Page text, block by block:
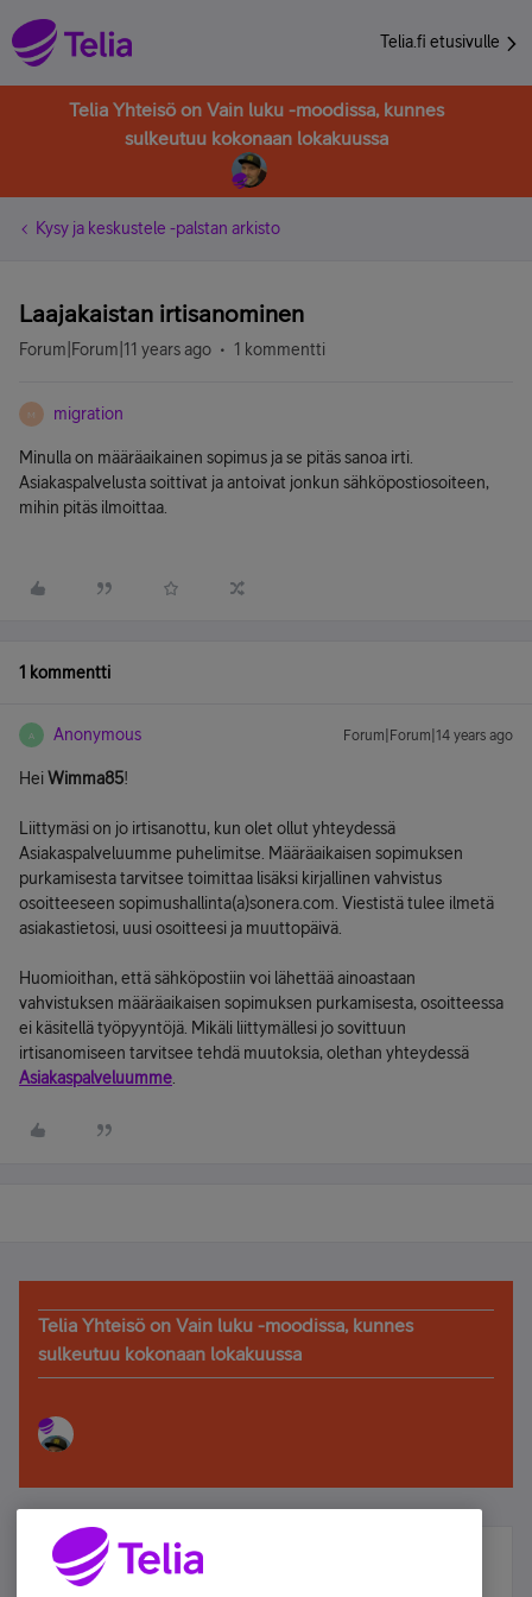
Telia.fi etusivulle
Telia Yhteisö on Vain luku -moodissa, kunnes
sulkeutuu kokonaan lokakuussa
Kysy ja keskustele -palstan arkisto
Laajakaistan irtisanominen
Forum|Forum|11 years ago 1 kommentti
M migration
Minulla on määräaikainen sopimus ja se pitäs sanoa irti.
Asiakaspalvelusta soittivat ja antoivat jonkun sähköpostiosoiteen,
mihin pitäs ilmoittaa.
1 kommentti
A Anonymous Forum|Forum|14 years ago
HeiWimma85!
Liittymäsi on jo irtisanottu, kun olet ollut yhteydessä
Asiakaspalveluumme puhelimitse. Määräaikaisen sopimuksen
purkamisesta tarvitsee toimittaa lisäksi kirjallinen vahvistus
osoitteeseen sopimushallinta(a)sonera.com. Viestistä tulee ilmetä
asiakastietosi, uusi osoitteesi ja muuttopäivä.
Huomioithan, että sähköpostiin voi lähettää ainoastaan
vahvistuksen määräaikaisen sopimuksen purkamisesta, osoitteessa
ei käsitellä työpyyntöjä. Mikäli liittymällesi jo sovittuun
irtisanomiseen tarvitsee tehdä muutoksia, olethan yhteydessä
Asiakaspalveluumme
Telia Yhteisö on Vain luku -moodissa, kunnes
sulkeutuu kokonaan lokakuussa
Älä jää paitsi – osallistu ja voita!